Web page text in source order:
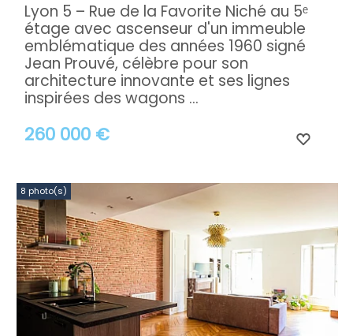
260 000 €
Lyon 5 – Rue de la Favorite Niché au 5ᵉ
étage avec ascenseur d'un immeuble
emblématique des années 1960 signé
Jean Prouvé, célèbre pour son
architecture innovante et ses lignes
inspirées des wagons ...
8 photo(s)